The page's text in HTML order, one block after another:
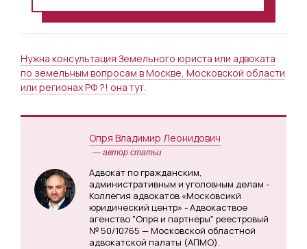
Нужна консультация Земельного юриста или адвоката
по земельным вопросам в Москве, Московской области
или регионах РФ ?! она тут.
Опря Владимир Леонидович
— автор статьи
Адвокат по гражданским,
административным и уголовным делам -
Коллегия адвокатов «Московсикй
юридический центр» - Адвокаствое
агенство "Опря и партнеры" реестровый
№ 50/10765 — Московской областной
адвокатской палаты (АПМО).